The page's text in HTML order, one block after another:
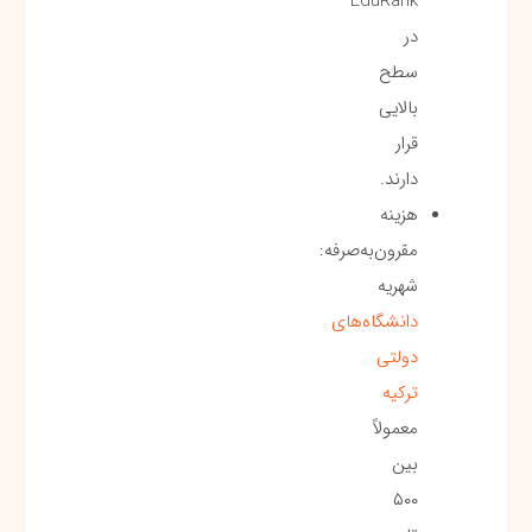
در
سطح
بالایی
قرار
دارند.
هزینه
مقرون‌به‌صرفه:
شهریه
دانشگاه‌های
دولتی
ترکیه
معمولاً
بین
۵۰۰